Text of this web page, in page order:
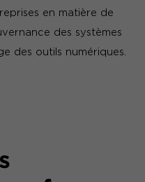
en matière de
des systèmes
des outils numériques.